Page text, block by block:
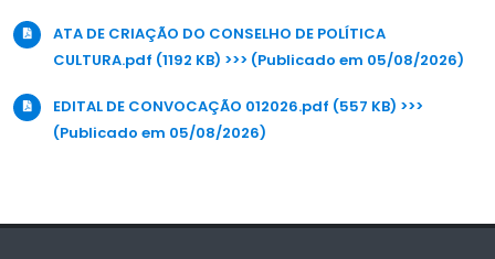
ATA DE CRIAÇÃO DO CONSELHO DE POLÍTICA
CULTURA.pdf (1192 KB) >>> (Publicado em 05/08/2026)
EDITAL DE CONVOCAÇÃO 012026.pdf (557 KB) >>>
(Publicado em 05/08/2026)